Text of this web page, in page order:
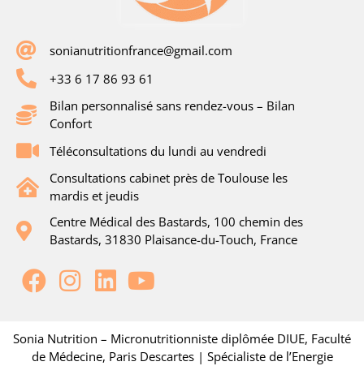
sonianutritionfrance@gmail.com
+33 6 17 86 93 61
Bilan personnalisé sans rendez-vous – Bilan
Confort
Téléconsultations du lundi au vendredi
Consultations cabinet près de Toulouse les
mardis et jeudis
Centre Médical des Bastards, 100 chemin des
Bastards, 31830 Plaisance-du-Touch, France
Sonia Nutrition – Micronutritionniste diplômée DIUE, Faculté
de Médecine, Paris Descartes | Spécialiste de l’Energie